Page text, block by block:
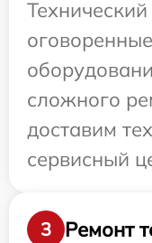
сложного
доставим
сервисный
3
Ремонт